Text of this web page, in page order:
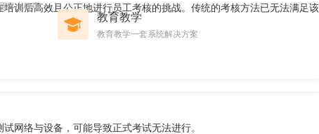
库小程序
教育教学
教育教学一套系统解决方案
训后高效且公正地进行员工考核的挑战。传统的考核方法已无法满足该
网络与设备，可能导致正式考试无法进行。